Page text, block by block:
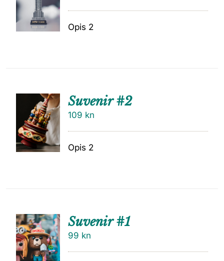
Opis 2
DODAJ
U
KOŠARI
CU
Suvenir #2
109 kn
Opis 2
DODAJ
U
KOŠARI
CU
Suvenir #1
99 kn